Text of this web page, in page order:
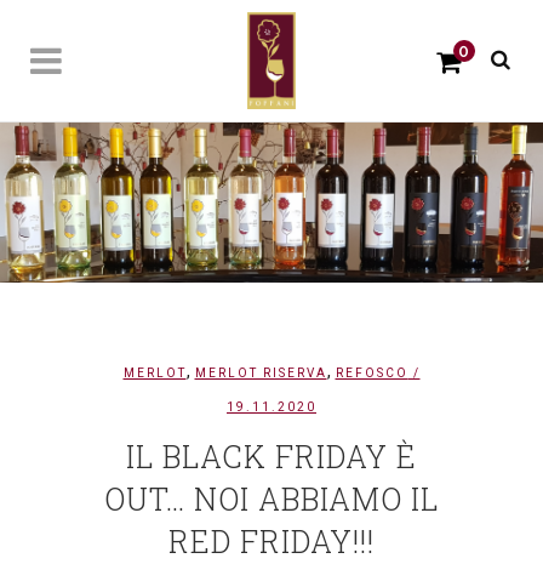
0
MERLOT, MERLOT RISERVA, REFOSCO /
19.11.2020
IL BLACK FRIDAY È
OUT… NOI ABBIAMO IL
RED FRIDAY!!!